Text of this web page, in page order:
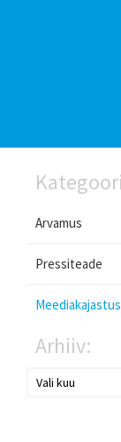
Arvamus
Pressiteade
Meediakajastus
Arhiiv: